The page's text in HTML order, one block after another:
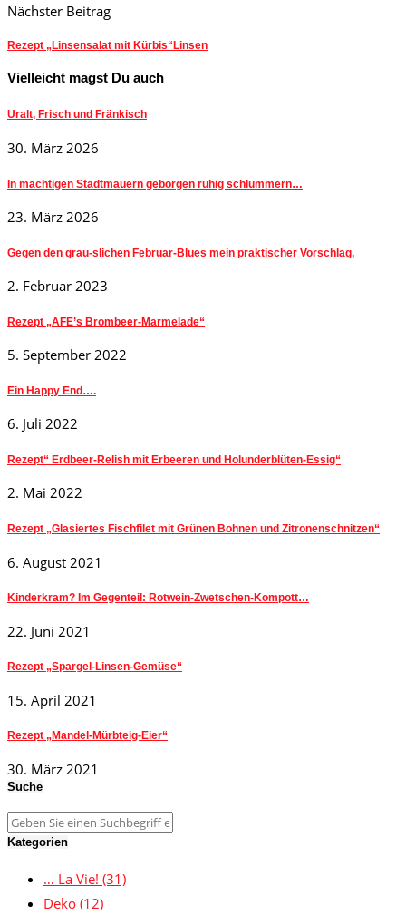
Nächster Beitrag
Rezept „Linsensalat mit Kürbis“Linsen
Vielleicht magst Du auch
Uralt, Frisch und Fränkisch
30. März 2026
In mächtigen Stadtmauern geborgen ruhig schlummern…
23. März 2026
Gegen den grau-slichen Februar-Blues mein praktischer Vorschlag,
2. Februar 2023
Rezept „AFE’s Brombeer-Marmelade“
5. September 2022
Ein Happy End….
6. Juli 2022
Rezept“ Erdbeer-Relish mit Erbeeren und Holunderblüten-Essig“
2. Mai 2022
Rezept „Glasiertes Fischfilet mit Grünen Bohnen und Zitronenschnitzen“
6. August 2021
Kinderkram? Im Gegenteil: Rotwein-Zwetschen-Kompott…
22. Juni 2021
Rezept „Spargel-Linsen-Gemüse“
15. April 2021
Rezept „Mandel-Mürbteig-Eier“
30. März 2021
Suche
Kategorien
… La Vie! (31)
Deko (12)